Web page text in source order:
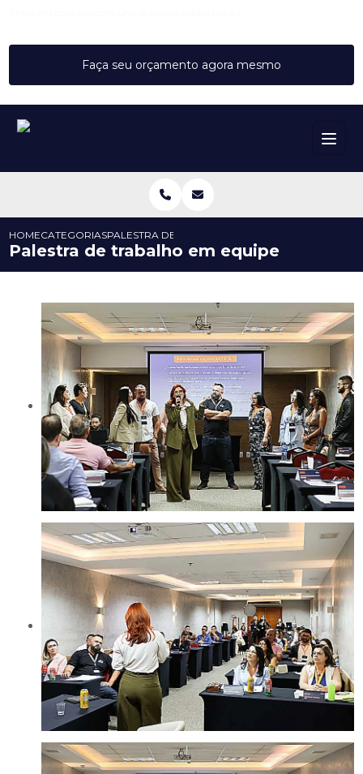
Faça seu orçamento agora mesmo
HOMECATEGORIASPALESTRA DE TRABALHO EM EQUIPE
Palestra de trabalho em equipe